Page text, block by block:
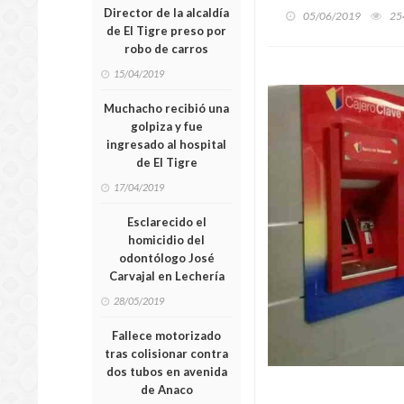
Director de la alcaldía
de El Tigre preso por
robo de carros
15/04/2019
Muchacho recibió una
golpiza y fue
ingresado al hospital
de El Tigre
17/04/2019
Esclarecido el
homicidio del
odontólogo José
Carvajal en Lechería
28/05/2019
Fallece motorizado
tras colisionar contra
dos tubos en avenida
de Anaco
05/06/2019